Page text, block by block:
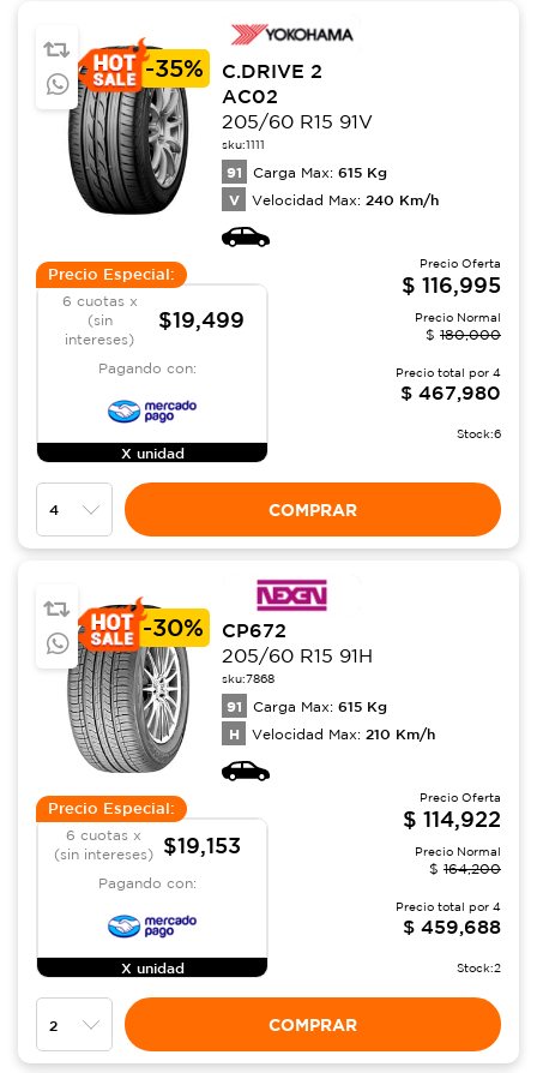
-35%
C.DRIVE 2
AC02
205/60 R15 91V
sku:1111
91 Carga Max: 615 Kg
V Velocidad Max: 240 Km/h
Precio Especial:
6 cuotas x
(sin
intereses)
$19,499
Pagando con:
X unidad
Precio Oferta
$ 116,995
Precio Normal
$ 180,000
Precio total por 4
$ 467,980
Stock:6
COMPRAR
-30%
CP672
205/60 R15 91H
sku:7868
91 Carga Max: 615 Kg
H Velocidad Max: 210 Km/h
Precio Especial:
6 cuotas x
(sin intereses)
$19,153
Pagando con:
X unidad
Precio Oferta
$ 114,922
Precio Normal
$ 164,200
Precio total por 4
$ 459,688
Stock:2
COMPRAR